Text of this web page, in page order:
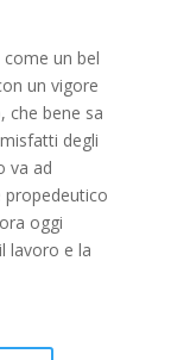
un bel
un vigore
che bene sa
degli
va ad
propedeutico
oggi
lavoro e la